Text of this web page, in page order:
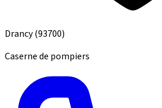
Drancy(93700)
Caserne de pompiers